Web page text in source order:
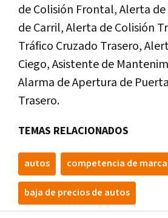
de Colisión Frontal, Alerta
de Carril, Alerta de Colisión
Tráfico Cruzado Trasero,
Ciego, Asistente de
Alarma de Apertura de
Trasero.
TEMAS RELACIONADOS
autos competencia de
baja de precios de autos